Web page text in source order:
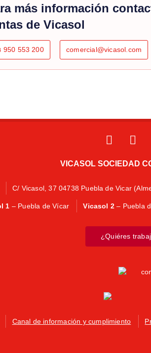
más información
de Vicasol
950 553 200 comercial@vicasol.com
VICASOL SOCIEDAD
C/ Vicasol, 37 04738 Puebla de Vicar
1 – Puebla de Vícar Vicasol 2 – Puebla
¿Quiéres
Canal de información y cumplimiento